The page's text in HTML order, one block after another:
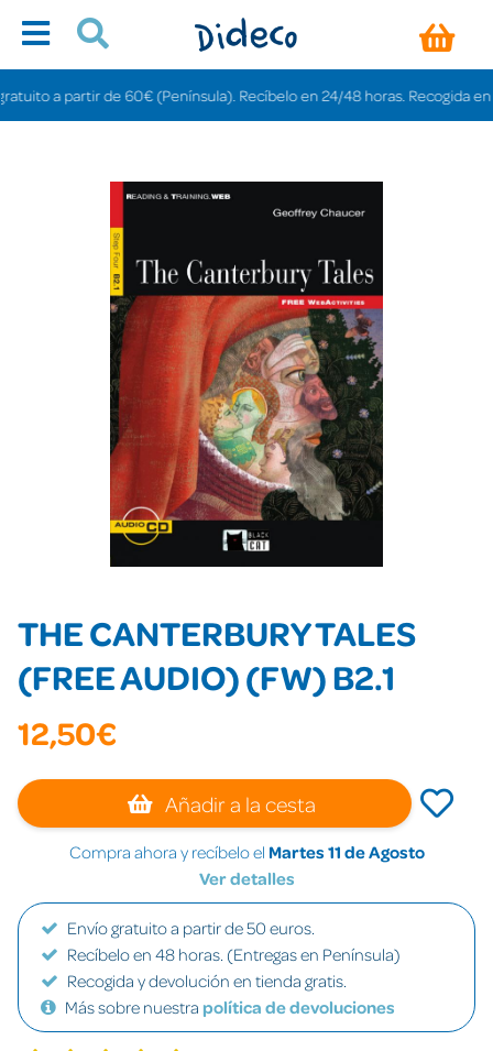
a partir de 60€ (Península). Recíbelo en 24/48 horas. Recogida en
THE CANTERBURY TALES
(FREE AUDIO) (FW) B2.1
12,50€
Añadir a la cesta
Compra ahora y recíbelo el Martes 11 de Agosto
Ver detalles
Envío gratuito a partir de 50 euros.
Recíbelo en 48 horas. (Entregas en Península)
Recogida y devolución en tienda gratis.
Más sobre nuestra política de devoluciones